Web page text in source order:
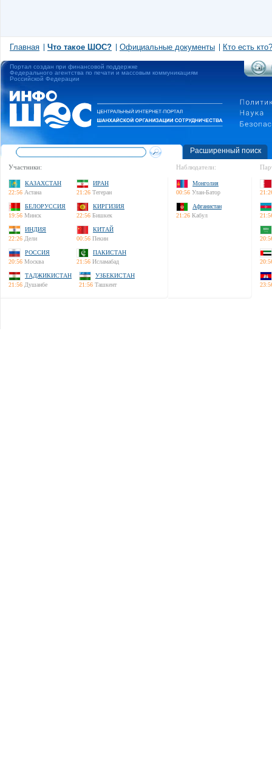
Главная Что такое ШОС? Официальные документы Кто есть кто?
Портал создан при финансовой поддержке
Федерального агентства по печати и массовым коммуникациям
Российской Федерации
Расширенный поиск
Участники:
КАЗАХСТАН
22:56 Астана
ИРАН
21:26 Тегеран
БЕЛОРУССИЯ
19:56 Минск
КИРГИЗИЯ
22:56 Бишкек
ИНДИЯ
22:26 Дели
КИТАЙ
00:56 Пекин
РОССИЯ
20:56 Москва
ПАКИСТАН
21:56 Исламабад
ТАДЖИКИСТАН
21:56 Душанбе
УЗБЕКИСТАН
21:56 Ташкент
Наблюдатели:
Монголия
00:56 Улан-Батор
Афганистан
21:26 Кабул